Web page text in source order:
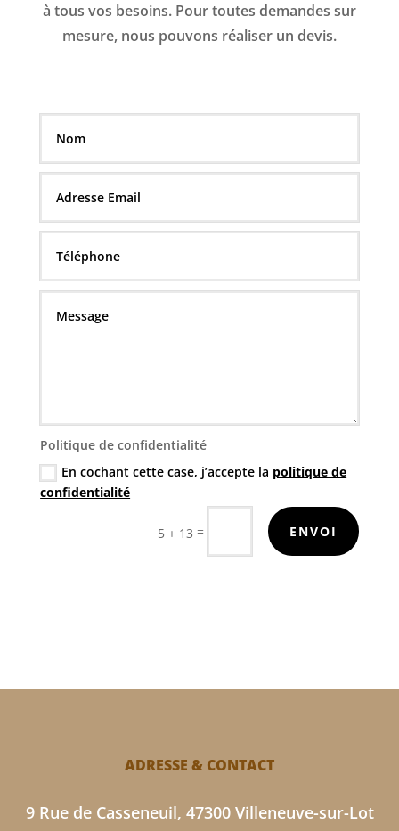
à tous vos besoins. Pour toutes demandes sur
mesure, nous pouvons réaliser un devis.
Politique de confidentialité
En cochant cette case, j’accepte la politique de
confidentialité
5 + 13 = ENVOI
ADRESSE & CONTACT
9 Rue de Casseneuil, 47300 Villeneuve-sur-Lot